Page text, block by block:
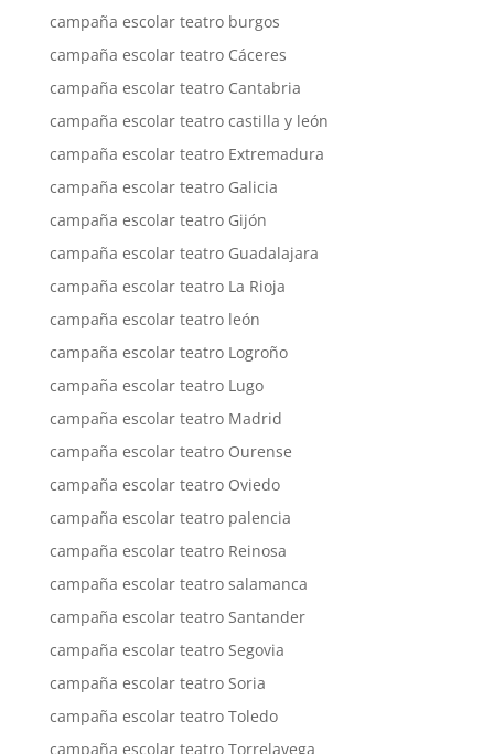
campaña escolar teatro burgos
campaña escolar teatro Cáceres
campaña escolar teatro Cantabria
campaña escolar teatro castilla y león
campaña escolar teatro Extremadura
campaña escolar teatro Galicia
campaña escolar teatro Gijón
campaña escolar teatro Guadalajara
campaña escolar teatro La Rioja
campaña escolar teatro león
campaña escolar teatro Logroño
campaña escolar teatro Lugo
campaña escolar teatro Madrid
campaña escolar teatro Ourense
campaña escolar teatro Oviedo
campaña escolar teatro palencia
campaña escolar teatro Reinosa
campaña escolar teatro salamanca
campaña escolar teatro Santander
campaña escolar teatro Segovia
campaña escolar teatro Soria
campaña escolar teatro Toledo
campaña escolar teatro Torrelavega